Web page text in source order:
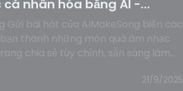
nhân hóa bằng AI -
Gửi bài hát của AIMakeSong biến các
thành những món quà âm nhạc
chia sẻ tùy chỉnh, sẵn sàng làm
nào.
21/9/2025